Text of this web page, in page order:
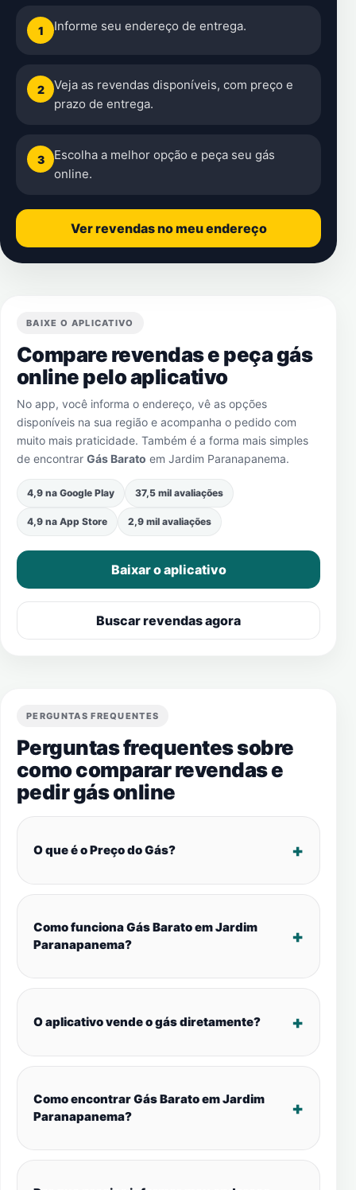
1 Informe seu endereço de entrega.
2
Veja as revendas disponíveis, com preço e
prazo de entrega.
3
Escolha a melhor opção e peça seu gás
online.
Ver revendas no meu endereço
BAIXE O APLICATIVO
Compare revendas e peça gás
online pelo aplicativo
No app, você informa o endereço, vê as opções
disponíveis na sua região e acompanha o pedido com
muito mais praticidade. Também é a forma mais simples
de encontrar Gás Barato em Jardim Paranapanema.
4,9 na Google Play 37,5 mil avaliações
4,9 na App Store 2,9 mil avaliações
Baixar o aplicativo
Buscar revendas agora
PERGUNTAS FREQUENTES
Perguntas frequentes sobre
como comparar revendas e
pedir gás online
O que é o Preço do Gás?
Como funciona Gás Barato em Jardim
Paranapanema?
O aplicativo vende o gás diretamente?
Como encontrar Gás Barato em Jardim
Paranapanema?